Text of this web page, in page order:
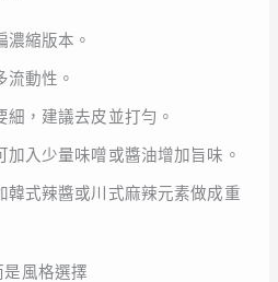
濃縮版本。
流動性。
細，建議去皮並打勻。
加入少量味噌或醬油增加旨味。
韓式辣醬或川式麻辣元素做成重
風格選擇